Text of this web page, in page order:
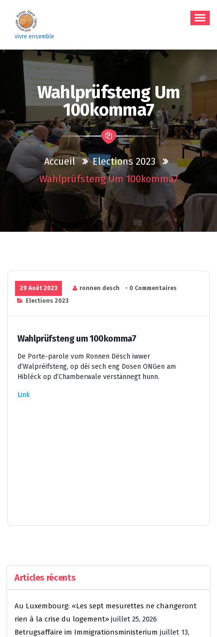
contenu
vivre ensemble
Wahlprüfsteng Um
100komma7
Accueil
Elections 2023
Wahlprüfsteng Um 100komma7
29 Août 2023 ronnen desch
- 0 Commentaires
Elections 2023
Wahlprüfsteng um 100komma7
De Porte-parole vum Ronnen Dësch iwwer
d’Walpréifsteng, op déi sech eng Dosen ONGen am
Hibléck op d’Chamberwale verstännegt hunn.
Link
Articles récents
Au Luxembourg: «Les sept mesurettes ne changeront
rien à la crise du logement» juillet 25, 2026
Betrugsaffaire im Immigrationsministerium juillet 13,